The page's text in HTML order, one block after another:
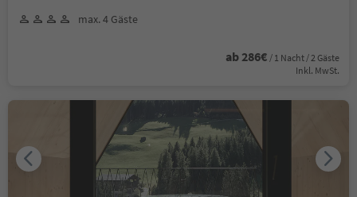
max. 4 Gäste
ab 286€ / 1 Nacht / 2 Gäste
Inkl. MwSt.